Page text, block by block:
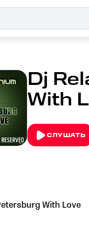
Dj
With
СЛУШАТЬ
With Love